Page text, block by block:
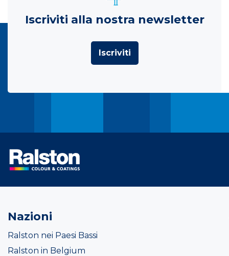
Iscriviti alla nostra newsletter
Iscriviti
Nazioni
Ralston nei Paesi Bassi
Ralston in Belgium